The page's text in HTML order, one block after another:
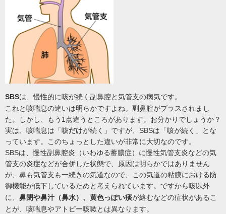
SBSは、慢性的に咳が続く副鼻腔と気管支の病気です。
これと咳喘息の違いは明らかですよね。副鼻腔がプラスされまし
た。しかし、もう1点違うところがあります。お分かりでしょうか？
実は、咳喘息は「咳だけが続く」ですが、SBSは「咳が続く」とな
っています。このちょっとした違いが非常に大切なのです。
SBSは、慢性副鼻腔炎（いわゆる蓄膿症）に慢性気管支炎などの気
管支の炎症などが合併した状態で、原因は明らかではありません
が、鼻も気管支も一続きの気道なので、この気道の粘膜における防
御機能が低下しているためと考えられています。 ですから咳以外
に、 鼻閉や鼻汁（鼻水）、黄色っぽい痰が絡むなどの症状があるこ
とが、咳喘息やアトピー咳嗽とは異なります。